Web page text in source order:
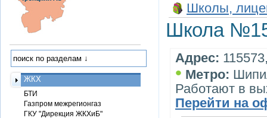
Школы,
Школа
Адрес:
• Метро:
Работают в
Перейти на
ЖКХ
БТИ
Газпром межрегионгаз
ГКУ "Дирекция ЖКХиБ"